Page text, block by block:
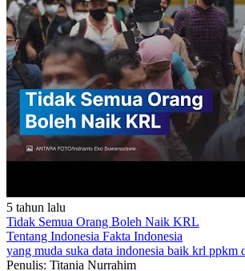
5 tahun lalu
Tidak Semua Orang Boleh Naik KRL
Tentang Indonesia Fakta Indonesia
yang muda suka data indonesia baik krl ppkm
Penulis: Titania Nurrahim